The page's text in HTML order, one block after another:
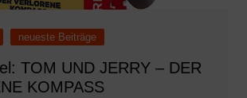
neueste Beiträge
TOM UND JERRY – DER
KOMPASS